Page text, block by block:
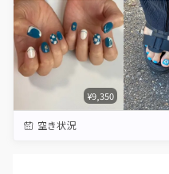
¥9,350
空き状況